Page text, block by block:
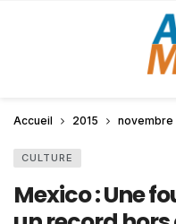
Accueil 2015 novembre
CULTURE
Mexico : Une